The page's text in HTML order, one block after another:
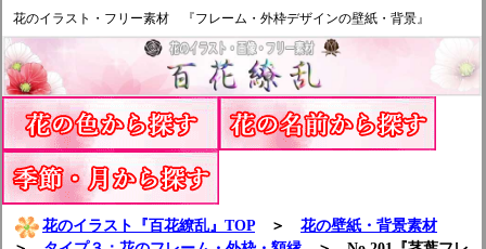
花のイラスト・フリー素材 『フレーム・外枠デザインの壁紙・背景』
花のイラスト『百花繚乱』TOP ＞ 花の壁紙・背景素材